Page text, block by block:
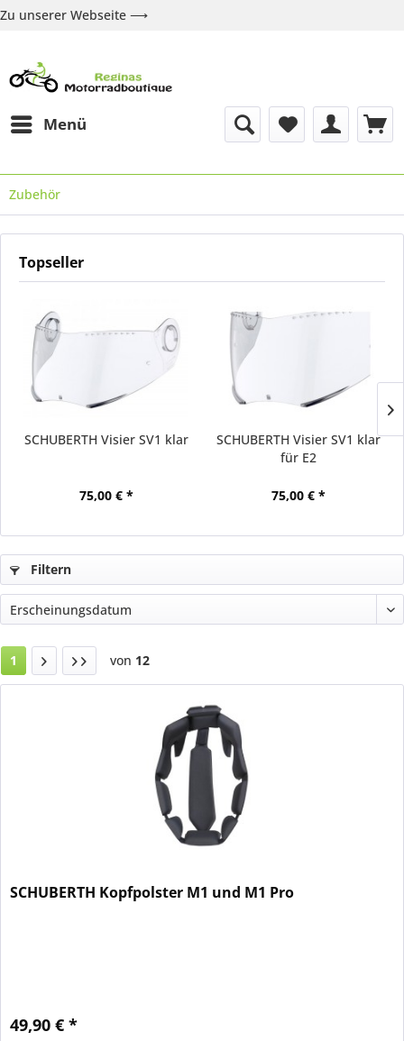
Zu unserer Webseite ⟶
Menü
Zubehör
Topseller
SCHUBERTH Visier SV1 klar
75,00 € *
SCHUBERTH Visier SV1 klar
für E2
75,00 € *
Filtern
1 von 12
SCHUBERTH Kopfpolster M1 und M1 Pro
49,90 € *